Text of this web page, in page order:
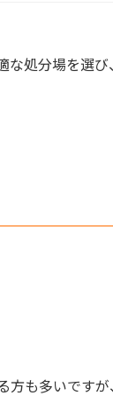
処分場を選び
方も多いです